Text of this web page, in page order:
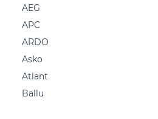
AEG
APC
ARDO
Asko
Atlant
Ballu